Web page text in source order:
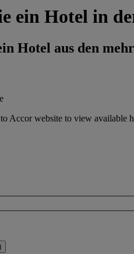
ein Hotel in
Hotel aus den
Accor website to view available